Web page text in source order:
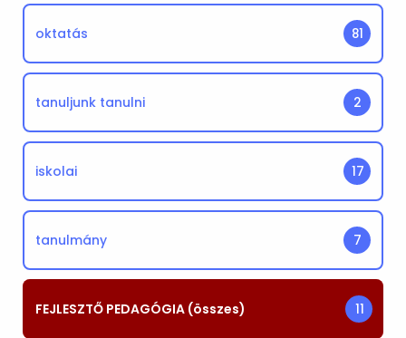
oktatás 81
tanuljunk tanulni 2
iskolai 17
tanulmány 7
FEJLESZTŐ PEDAGÓGIA (összes) 11